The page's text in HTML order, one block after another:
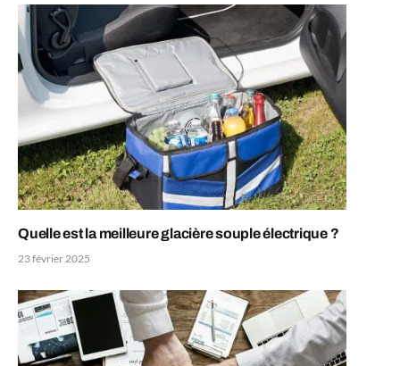
Quelle est la meilleure glacière souple électrique ?
23 février 2025